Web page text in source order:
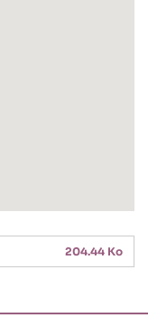
204.44 Ko